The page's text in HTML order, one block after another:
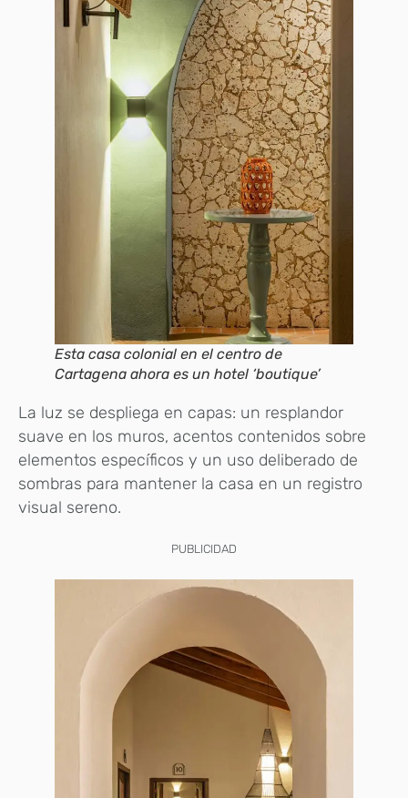
Esta casa colonial en el centro de
Cartagena ahora es un hotel ‘boutique’
La luz se despliega en capas: un resplandor
suave en los muros, acentos contenidos sobre
elementos específicos y un uso deliberado de
sombras para mantener la casa en un registro
visual sereno.
PUBLICIDAD